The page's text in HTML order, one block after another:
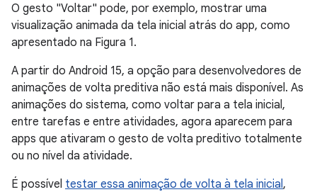
O gesto "Voltar" pode, por exemplo, mostrar uma
visualização animada da tela inicial atrás do app, como
apresentado na Figura 1.
A partir do Android 15, a opção para desenvolvedores de
animações de volta preditiva não está mais disponível. As
animações do sistema, como voltar para a tela inicial,
entre tarefas e entre atividades, agora aparecem para
apps que ativaram o gesto de volta preditivo totalmente
ou no nível da atividade.
É possível testar essa animação de volta à tela inicial ,